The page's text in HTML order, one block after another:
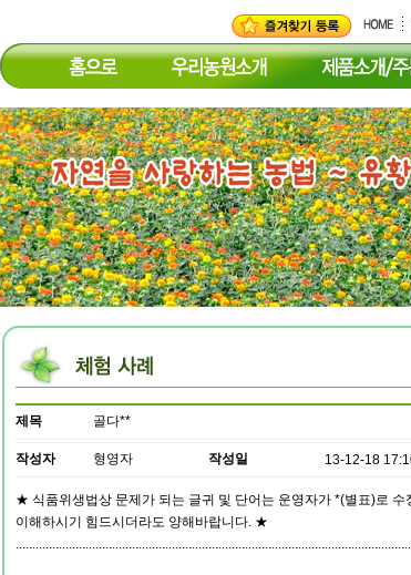
제목 골다**
작성자 형영자 작성일 13-12-18
★ 식품위생법상 문제가 되는 글귀 및 단어는 운영자가 *(별표)로 수
이해하시기 힘드시더라도 양해바랍니다. ★